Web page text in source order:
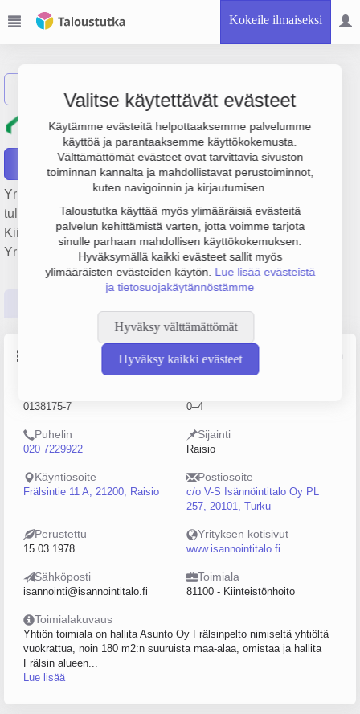
Kokeile ilmaiseksi
Valitse käytettävät evästeet
Käytämme evästeitä helpottaaksemme palvelumme
käyttöä ja parantaaksemme käyttökokemusta.
Välttämättömät evästeet ovat tarvittavia sivuston
toiminnan kannalta ja mahdollistavat perustoiminnot,
kuten navigoinnin ja kirjautumisen.
Taloustutka käyttää myös ylimääräisiä evästeitä
palvelun kehittämistä varten, jotta voimme tarjota
sinulle parhaan mahdollisen käyttökokemuksen.
Hyväksymällä kaikki evästeet sallit myös
ylimääräisten evästeiden käytön. Lue lisää evästeistä
ja tietosuojakäytännöstämme
Hyväksy välttämättömät
Hyväksy kaikki evästeet
Frälsinpellon Lämpö Oy
Raportit
Yrityksen Frälsinpellon Lämpö Oy liikevaihto on 170 000 €,
tulos 669 € ja henkilöstömäärä 0. Sen päätoimiala on
Kiinteistönhoito, perustamisvuosi 1978 ja sijainti Raisio.
Yrityksen yhtiömuoto Osakeyhtiö (OY).
Lähde: YTJ, PRH, Traficom
0138175-7 0–4
Puhelin
020 7229922
Sijainti
Raisio
Käyntiosoite
Frälsintie 11 A, 21200, Raisio
Postiosoite
c/o V-S Isännöintitalo Oy PL
257, 20101, Turku
Perustettu
15.03.1978
Yrityksen kotisivut
www.isannointitalo.fi
Sähköposti
isannointi@isannointitalo.fi
Toimiala
81100 - Kiinteistönhoito
Toimialakuvaus
Yhtiön toimiala on hallita Asunto Oy Frälsinpelto nimiseltä yhtiöltä
vuokrattua, noin 180 m2:n suuruista maa-alaa, omistaa ja hallita
Frälsin alueen...
Lue lisää